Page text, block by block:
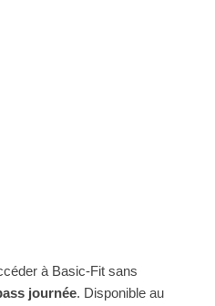
à Basic-Fit sans
journée. Disponible au